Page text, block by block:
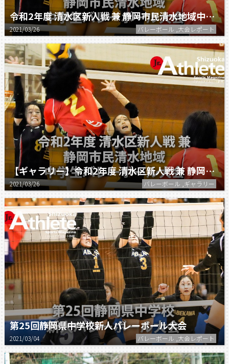
令和2年度 清水区新人戦 兼 静岡市民清水地域中学生バレーボール大会
2021/03/26 バレーボール ,大会レポート
【ギャラリー】令和2年度 清水区新人戦 兼 静岡市民清水地域中学生バレーボール大会
2021/03/26 バレーボール ,ギャラリー
第25回静岡県中学校新人バレーボール大会
2021/03/04 バレーボール ,大会レポート